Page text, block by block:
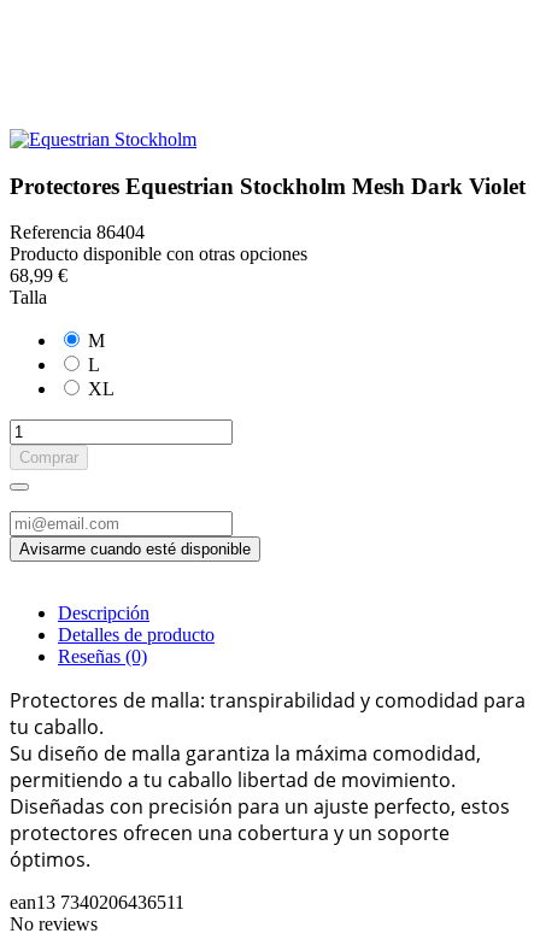
Protectores Equestrian Stockholm Mesh Dark Violet
Referencia 86404
Producto disponible con otras opciones
68,99 €
Talla
M
L
XL
Comprar
Descripción
Detalles de producto
Reseñas (0)
Protectores de malla: transpirabilidad y comodidad para
tu caballo.
Su diseño de malla garantiza la máxima comodidad,
permitiendo a tu caballo libertad de movimiento.
Diseñadas con precisión para un ajuste perfecto, estos
protectores ofrecen una cobertura y un soporte
óptimos.
ean13 7340206436511
No reviews